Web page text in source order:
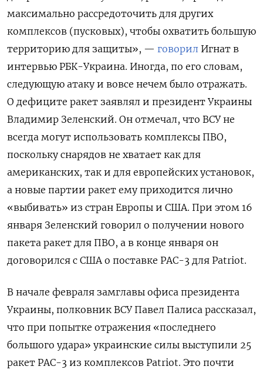
максимально рассредоточить для других
комплексов (пусковых), чтобы охватить большую
территорию для защиты», — говорил Игнат в
интервью РБК-Украина. Иногда, по его словам,
следующую атаку и вовсе нечем было отражать.
О дефиците ракет заявлял и президент Украины
Владимир Зеленский. Он отмечал, что ВСУ не
всегда могут использовать комплексы ПВО,
поскольку снарядов не хватает как для
американских, так и для европейских установок,
а новые партии ракет ему приходится лично
«выбивать» из стран Европы и США. При этом 16
января Зеленский говорил о получении нового
пакета ракет для ПВО, а в конце января он
договорился с США о поставке PAC-3 для Patriot.
В начале февраля замглавы офиса президента
Украины, полковник ВСУ Павел Палиса рассказал,
что при попытке отражения «последнего
большого удара» украинские силы выступили 25
ракет PAC-3 из комплексов Patriot. Это почти